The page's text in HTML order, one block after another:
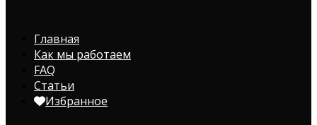
Главная
Как мы работаем
FAQ
Статьи
Избранное